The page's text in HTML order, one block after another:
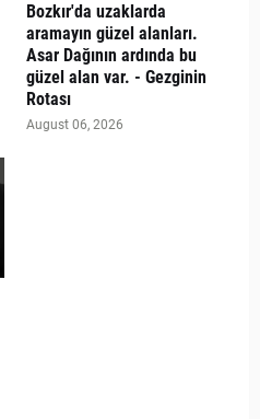
Bozkır'da uzaklarda
aramayın güzel alanları.
Asar Dağının ardında bu
güzel alan var. - Gezginin
Rotası
August 06, 2026